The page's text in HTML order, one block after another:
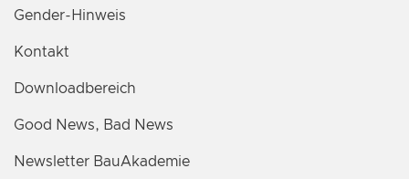
Gender-Hinweis
Kontakt
Downloadbereich
Good News, Bad News
Newsletter BauAkademie